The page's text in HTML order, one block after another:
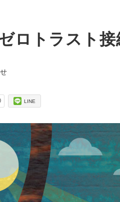
ロトラスト
LINE